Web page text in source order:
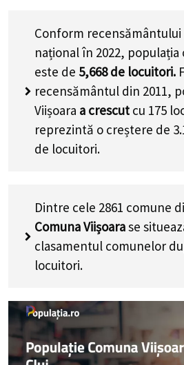
Conform
național în 2022, populația
este de 5,668de locuitori.
recensământul din 2011,
Viișoara a crescut cu 175
reprezintă o creștere de
de locuitori.
Dintre cele 2861 comune
Comuna Viișoarase
clasamentul comunelor
locuitori.